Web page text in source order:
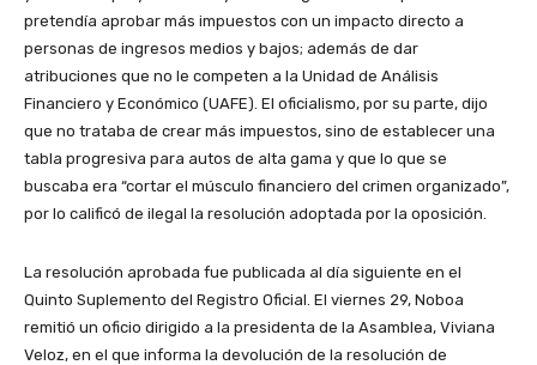
pretendía aprobar más impuestos con un impacto directo a
personas de ingresos medios y bajos; además de dar
atribuciones que no le competen a la Unidad de Análisis
Financiero y Económico (UAFE). El oficialismo, por su parte, dijo
que no trataba de crear más impuestos, sino de establecer una
tabla progresiva para autos de alta gama y que lo que se
buscaba era “cortar el músculo financiero del crimen organizado”,
por lo calificó de ilegal la resolución adoptada por la oposición.
La resolución aprobada fue publicada al día siguiente en el
Quinto Suplemento del Registro Oficial. El viernes 29, Noboa
remitió un oficio dirigido a la presidenta de la Asamblea, Viviana
Veloz, en el que informa la devolución de la resolución de